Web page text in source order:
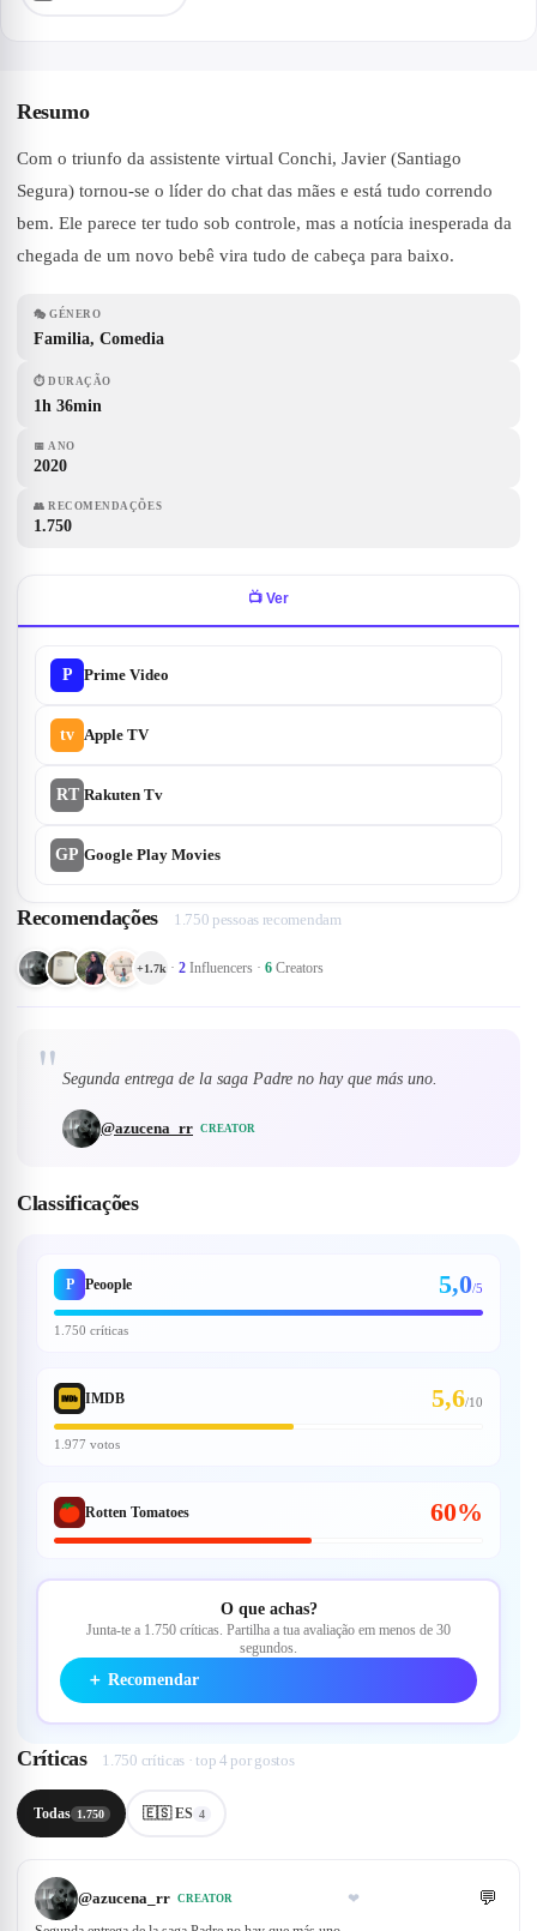
Resumo
Com o triunfo da assistente virtual Conchi, Javier (Santiago
Segura) tornou-se o líder do chat das mães e está tudo correndo
bem. Ele parece ter tudo sob controle, mas a notícia inesperada da
chegada de um novo bebê vira tudo de cabeça para baixo.
🎭 GÉNERO
Familia, Comedia
⏱ DURAÇÃO
1h 36min
📅 ANO
2020
👥 RECOMENDAÇÕES
1.750
📺 Ver
P Prime Video
tv Apple TV
RT Rakuten Tv
GP Google Play Movies
Recomendações 1.750 pessoas recomendam
+1.7k · 2 Influencers · 6 Creators
" Segunda entrega de la saga Padre no hay que más uno.
@azucena_rr CREATOR
Classificações
P Peoople 5,0/5
1.750 críticas
IMDB 5,6/10
1.977 votos
Rotten Tomatoes 60%
O que achas?
Junta-te a 1.750 críticas. Partilha a tua avaliação em menos de 30
segundos.
＋ Recomendar
Críticas 1.750 críticas · top 4 por gostos
Todas 1.750 🇪🇸 ES 4
@azucena_rr CREATOR ❤ 💬